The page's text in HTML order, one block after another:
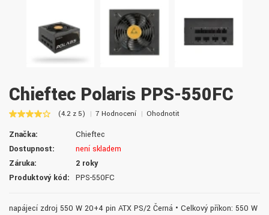
Chieftec Polaris PPS-550FC
(4.2 z 5) 7 Hodnocení Ohodnotit
Značka:
Chieftec
Dostupnost:
není skladem
Záruka:
2 roky
Produktový kód:
PPS-550FC
napájecí zdroj 550 W 20+4 pin ATX PS/2 Černá • Celkový příkon: 550 W